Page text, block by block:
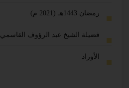
رمضان 1443هـ (2021 م)
فضيلة الشيخ عبد الرؤوف القاسمي
الأوراد